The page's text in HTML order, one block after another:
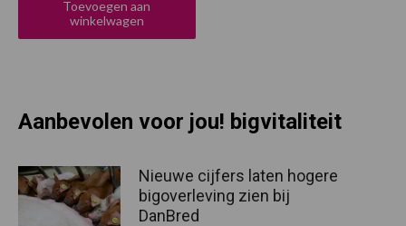
€ 192,00.€ 144,50.
Toevoegen aan
winkelwagen
Aanbevolen voor jou! bigvitaliteit
Nieuwe cijfers laten hogere
bigoverleving zien bij
DanBred